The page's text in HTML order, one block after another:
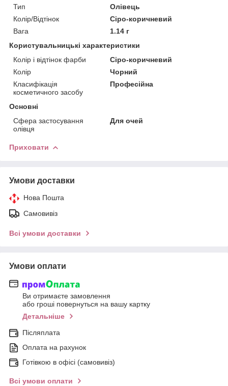
Тип
Олівець
Колір/Відтінок
Сіро-коричневий
Вага
1.14 г
Користувальницькі характеристики
Колір і відтінок фарби
Сіро-коричневий
Колір
Чорний
Класифікація
косметичного засобу
Професійна
Основні
Сфера застосування
олівця
Для очей
Приховати
Умови доставки
Нова Пошта
Самовивіз
Всі умови доставки
Умови оплати
Ви отримаєте замовлення
або гроші повернуться на вашу картку
Детальніше
Післяплата
Оплата на рахунок
Готівкою в офісі (самовивіз)
Всі умови оплати